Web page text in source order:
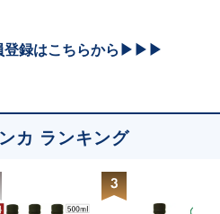
録はこちらから▶▶▶
カ ランキング